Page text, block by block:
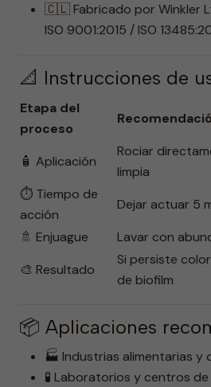
🇨🇱 Fabricado por Winkler
ISO 9001:2015 / ISO
📐 Instrucciones de
Etapa del
proceso
🧴 Aplicación
Rociar
limpia
⏱️ Tiempo de
acción
Dejar actuar 5
🚿 Enjuague
Lavar con
🎨 Resultado
Si persiste
de biofilm
📦 Aplicaciones
🏭 Industrias alimentarias y
🧪 Laboratorios y centros